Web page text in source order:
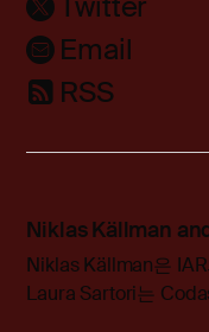
Email
RSS
Niklas Källman
Niklas Källman은
Laura Sartori는